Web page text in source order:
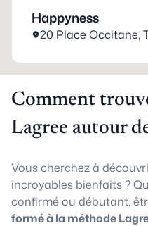
Happyness
20 Place Occitane,
Comment
Lagree autour
Vous cherchez à
incroyables bienfaits ?
confirmé ou débutant,
formé à la méthode